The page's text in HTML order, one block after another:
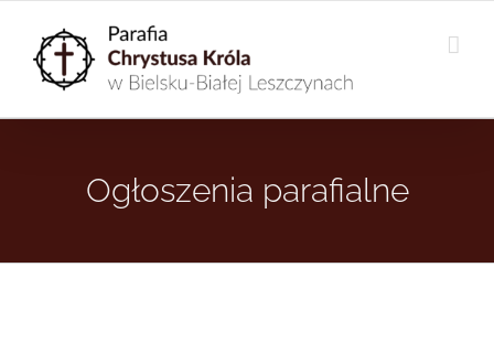
zawartości
Ogłoszenia parafialne